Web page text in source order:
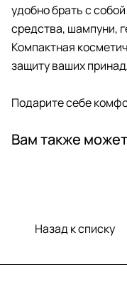
удобно брать с
средства, шампуни,
Компактная
защиту ваших
Подарите себе
Вам также
Назад к списку